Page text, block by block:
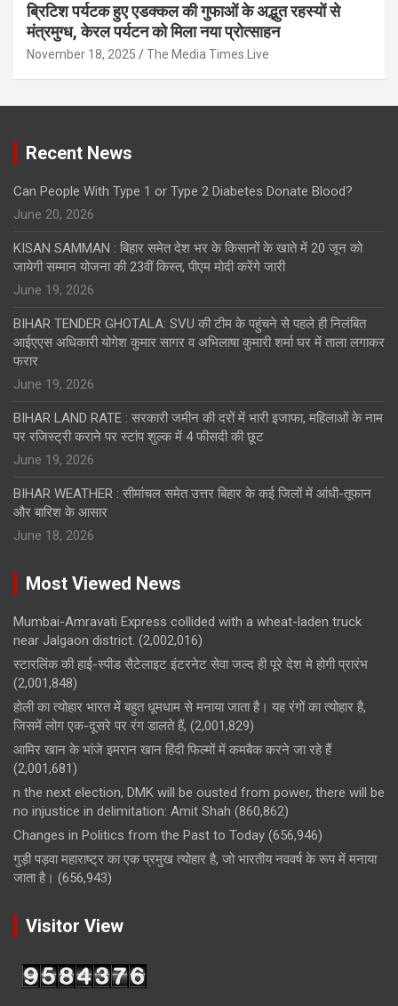
ब्रिटिश पर्यटक हुए एडक्कल की गुफाओं के अद्भुत रहस्यों से
मंत्रमुग्ध, केरल पर्यटन को मिला नया प्रोत्साहन
November 18, 2025 The Media Times.Live
Recent News
Can People With Type 1 or Type 2 Diabetes Donate Blood?
June 20, 2026
KISAN SAMMAN : बिहार समेत देश भर के किसानों के खाते में 20 जून को
जायेगी सम्मान योजना की 23वीं किस्त, पीएम मोदी करेंगे जारी
June 19, 2026
BIHAR TENDER GHOTALA: SVU की टीम के पहुंचने से पहले ही निलंबित
आईएएस अधिकारी योगेश कुमार सागर व अभिलाषा कुमारी शर्मा घर में ताला लगाकर
फरार
June 19, 2026
BIHAR LAND RATE : सरकारी जमीन की दरों में भारी इजाफा, महिलाओं के नाम
पर रजिस्ट्री कराने पर स्टांप शुल्क में 4 फीसदी की छूट
June 19, 2026
BIHAR WEATHER : सीमांचल समेत उत्तर बिहार के कई जिलों में आंधी-तूफान
और बारिश के आसार
June 18, 2026
Most Viewed News
Mumbai-Amravati Express collided with a wheat-laden truck
near Jalgaon district. (2,002,016)
स्टारलिंक की हाई-स्पीड सैटेलाइट इंटरनेट सेवा जल्द ही पूरे देश मे होगी प्रारंभ
(2,001,848)
होली का त्योहार भारत में बहुत धूमधाम से मनाया जाता है। यह रंगों का त्योहार है,
जिसमें लोग एक-दूसरे पर रंग डालते हैं, (2,001,829)
आमिर खान के भांजे इमरान खान हिंदी फिल्मों में कमबैक करने जा रहे हैं
(2,001,681)
n the next election, DMK will be ousted from power, there will be
no injustice in delimitation: Amit Shah (860,862)
Changes in Politics from the Past to Today (656,946)
गुड़ी पड़वा महाराष्ट्र का एक प्रमुख त्योहार है, जो भारतीय नववर्ष के रूप में मनाया
जाता है। (656,943)
Visitor View